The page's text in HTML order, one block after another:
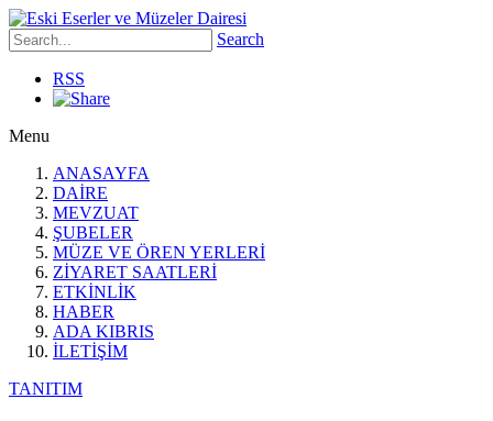
Search
RSS
Menu
ANASAYFA
DAİRE
MEVZUAT
ŞUBELER
MÜZE VE ÖREN YERLERİ
ZİYARET SAATLERİ
ETKİNLİK
HABER
ADA KIBRIS
İLETİŞİM
TANITIM